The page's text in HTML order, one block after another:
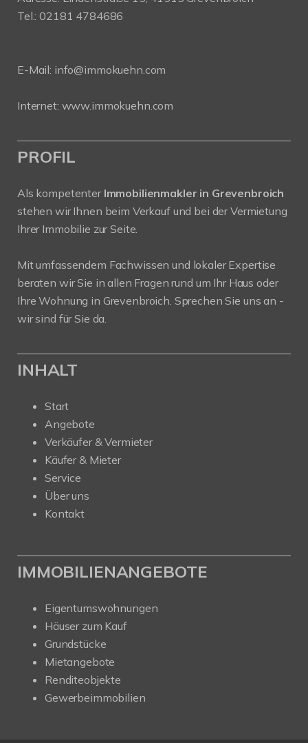
Tel.: 02181 4784686
E-Mail: info@immokuehn.com
Internet: www.immokuehn.com
PROFIL
Als kompetenter Immobilienmakler in Grevenbroich
stehen wir Ihnen beim Verkauf und bei der Vermietung
Ihrer Immobilie zur Seite.
Mit umfassendem Fachwissen und lokaler Expertise
beraten wir Sie in allen Fragen rund um Ihr Haus oder
Ihre Wohnung in Grevenbroich. Sprechen Sie uns an -
wir sind für Sie da.
INHALT
Start
Angebote
Verkäufer & Vermieter
Käufer & Mieter
Service
Über uns
Kontakt
IMMOBILIENANGEBOTE
Eigentumswohnungen
Häuser zum Kauf
Grundstücke
Mietangebote
Renditeobjekte
Gewerbeimmobilien